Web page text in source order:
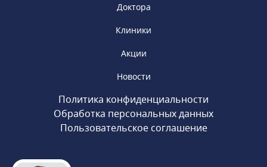
Доктора
Клиники
Акции
Новости
Политика конфиденциальности
Обработка персональных данных
Пользовательское соглашение